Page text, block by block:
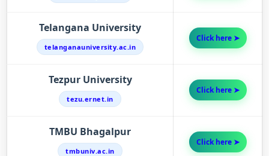
Telangana University
telanganauniversity.ac.in
Click here ➤
Tezpur University
tezu.ernet.in
Click here ➤
TMBU Bhagalpur
tmbuniv.ac.in
Click here ➤